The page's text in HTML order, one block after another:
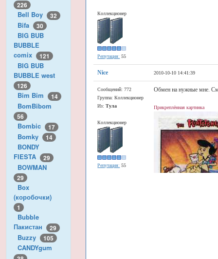
226
Bell Boy 32
Bifa 30
BIG BUB
BUBBLE
comix
121
BIG BUB
BUBBLE west
126
Bim Bim 14
BomBibom
56
Bombic 17
Bomky 14
BONDY
FIESTA
29
BOWMAN
29
Box
(коробочки)
1
Bubble
Пакистан
29
Buzzy 105
CANDYgum
Коллекционер
Репутация: 55
Nice 2010-10-10 14:41:39
Сообщений: 772
Группа: Коллекционер
Из:Тула
Коллекционер
Репутация: 55
Обмен на нужные мне.
Прикреплённая картинка